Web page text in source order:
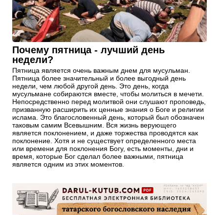
Почему пятница - лучший день
недели?
Пятница является очень важным днем для мусульман.
Пятница более значительный и более выгодный день
недели, чем любой другой день. Это день, когда
мусульмане собираются вместе, чтобы молиться в мечети.
Непосредственно перед молитвой они слушают проповедь,
призванную расширить их ценные знания о Боге и религии
ислама. Это благословенный день, который был обозначен
таковым самим Всевышним. Вся жизнь верующего
является поклонением, и даже торжества проводятся как
поклонение. Хотя и не существует определенного места
или времени для поклонения Богу, есть моменты, дни и
время, которые Бог сделал более важными, пятница
является одним из этих моментов.